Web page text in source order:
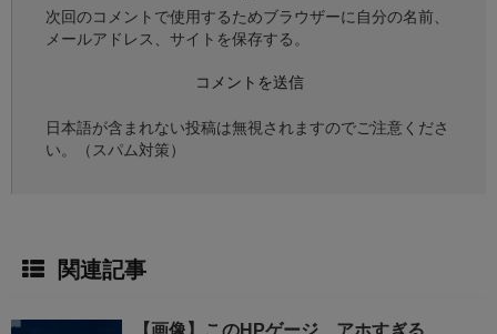
次回のコメントで使用するためブラウザーに自分の名前、
メールアドレス、サイトを保存する。
日本語が含まれない投稿は無視されますのでご注意くださ
い。（スパム対策）
関連記事